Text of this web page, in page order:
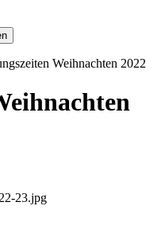
Weihnachten 2022